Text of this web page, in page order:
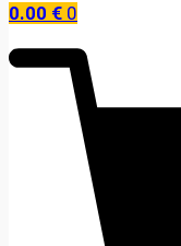
0.00 € 0